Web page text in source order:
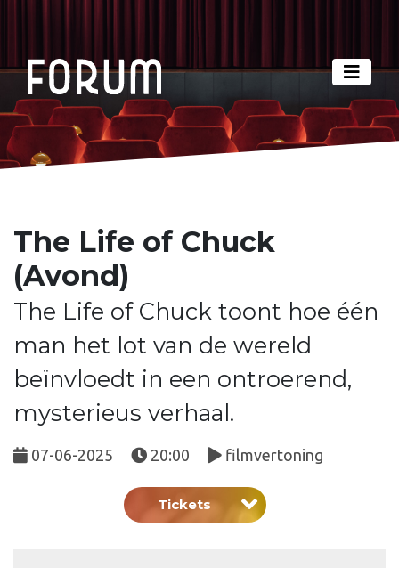
The Life of Chuck
(Avond)
The Life of Chuck toont hoe één
man het lot van de wereld
beïnvloedt in een ontroerend,
mysterieus verhaal.
07-06-2025 20:00 filmvertoning
Tickets